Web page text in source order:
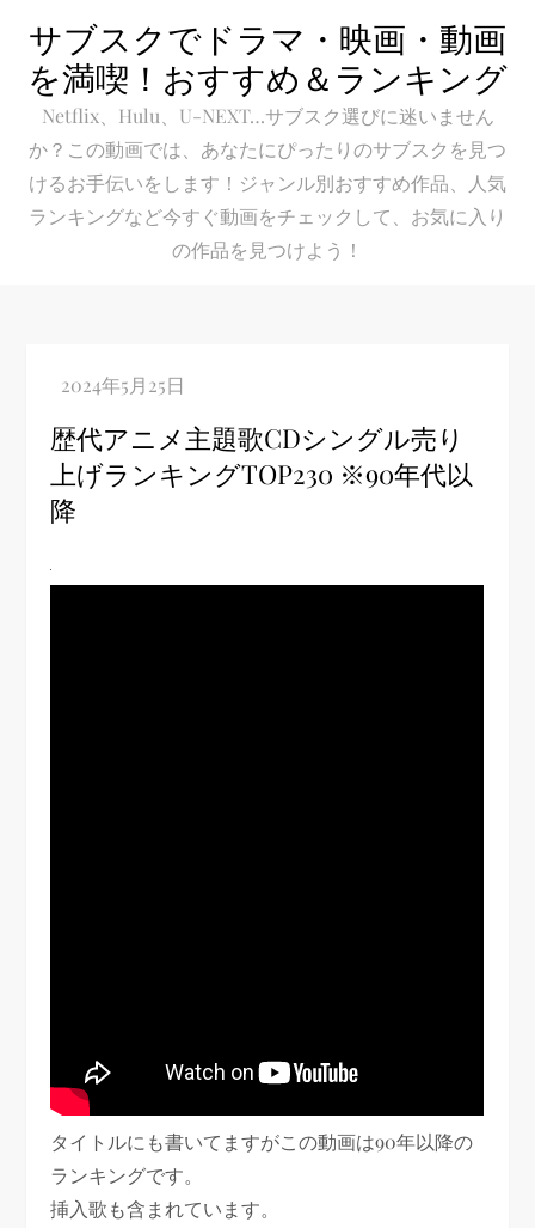
content
サブスクでドラマ・映画・動画
を満喫！おすすめ＆ランキング
Netflix、Hulu、U-NEXT…サブスク選びに迷いません
か？この動画では、あなたにぴったりのサブスクを見つ
けるお手伝いをします！ジャンル別おすすめ作品、人気
ランキングなど今すぐ動画をチェックして、お気に入り
の作品を見つけよう！
歴代アニメ主題歌CDシングル売り
上げランキングTOP230 ※90年代以
降
タイトルにも書いてますがこの動画は90年以降の
ランキングです。
挿入歌も含まれています。